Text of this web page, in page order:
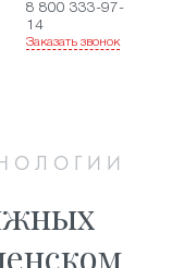
8 800 333-97-
14
Заказать звонок